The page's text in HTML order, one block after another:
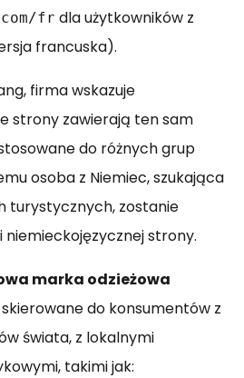
fr dla użytkowników z
francuska).
firma wskazuje
strony zawierają ten sam
do różnych grup
osoba z Niemiec, szukająca
turystycznych, zostanie
niemieckojęzycznej strony.
marka odzieżowa
do konsumentów z
świata, z lokalnymi
takimi jak: